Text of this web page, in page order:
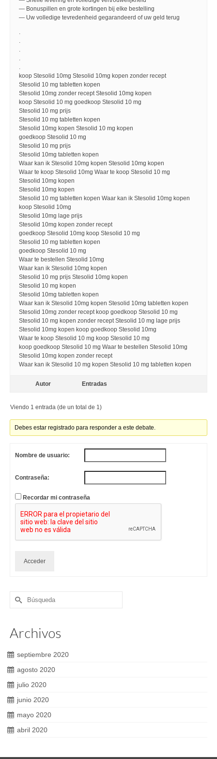
— Bonuspillen en grote kortingen bij elke bestelling
— Uw volledige tevredenheid gegarandeerd of uw geld terug
.
.
.
.
.
koop Stesolid 10mg Stesolid 10mg kopen zonder recept
Stesolid 10 mg tabletten kopen
Stesolid 10mg zonder recept Stesolid 10mg kopen
koop Stesolid 10 mg goedkoop Stesolid 10 mg
Stesolid 10 mg prijs
Stesolid 10 mg tabletten kopen
Stesolid 10mg kopen Stesolid 10 mg kopen
goedkoop Stesolid 10 mg
Stesolid 10 mg prijs
Stesolid 10mg tabletten kopen
Waar kan ik Stesolid 10mg kopen Stesolid 10mg kopen
Waar te koop Stesolid 10mg Waar te koop Stesolid 10 mg
Stesolid 10mg kopen
Stesolid 10mg kopen
Stesolid 10 mg tabletten kopen Waar kan ik Stesolid 10mg kopen
koop Stesolid 10mg
Stesolid 10mg lage prijs
Stesolid 10mg kopen zonder recept
goedkoop Stesolid 10mg koop Stesolid 10 mg
Stesolid 10 mg tabletten kopen
goedkoop Stesolid 10 mg
Waar te bestellen Stesolid 10mg
Waar kan ik Stesolid 10mg kopen
Stesolid 10 mg prijs Stesolid 10mg kopen
Stesolid 10 mg kopen
Stesolid 10mg tabletten kopen
Waar kan ik Stesolid 10mg kopen Stesolid 10mg tabletten kopen
Stesolid 10mg zonder recept koop goedkoop Stesolid 10 mg
Stesolid 10 mg kopen zonder recept Stesolid 10 mg lage prijs
Stesolid 10mg kopen koop goedkoop Stesolid 10mg
Waar te koop Stesolid 10 mg koop Stesolid 10 mg
koop goedkoop Stesolid 10 mg Waar te bestellen Stesolid 10mg
Stesolid 10mg kopen zonder recept
Waar kan ik Stesolid 10 mg kopen Stesolid 10 mg tabletten kopen
Autor Entradas
Viendo 1 entrada (de un total de 1)
Debes estar registrado para responder a este debate.
Nombre de usuario:
Contraseña:
Recordar mi contraseña
Acceder
Buscar
por:
Archivos
septiembre 2020
agosto 2020
julio 2020
junio 2020
mayo 2020
abril 2020